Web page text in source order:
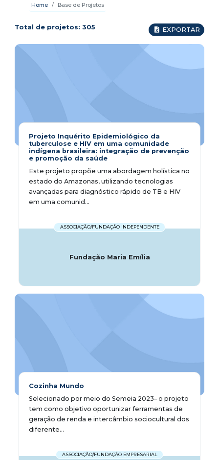
Home Base de Projetos
Total de projetos: 305 EXPORTAR
Projeto Inquérito Epidemiológico da
tuberculose e HIV em uma comunidade
indígena brasileira: integração de prevenção
e promoção da saúde
Este projeto propõe uma abordagem holística no
estado do Amazonas, utilizando tecnologias
avançadas para diagnóstico rápido de TB e HIV
em uma comunid...
ASSOCIAÇÃO/FUNDAÇÃO INDEPENDENTE
Fundação Maria Emília
Cozinha Mundo
Selecionado por meio do Semeia 2023– o projeto
tem como objetivo oportunizar ferramentas de
geração de renda e intercâmbio sociocultural dos
diferente...
ASSOCIAÇÃO/FUNDAÇÃO EMPRESARIAL